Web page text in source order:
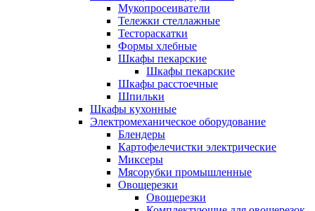
Мукопросеиватели
Тележки стеллажные
Тестораскатки
Формы хлебные
Шкафы пекарские
Шкафы пекарские
Шкафы расстоечные
Шпильки
Шкафы кухонные
Электромеханическое оборудование
Блендеры
Картофелечистки электрические
Миксеры
Мясорубки промышленные
Овощерезки
Овощерезки